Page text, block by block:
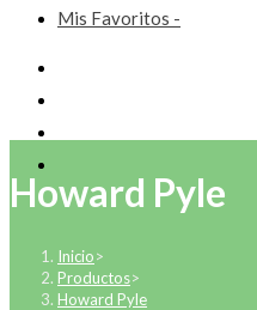
Mis Favoritos -
Howard Pyle
Inicio>
Productos>
Howard Pyle